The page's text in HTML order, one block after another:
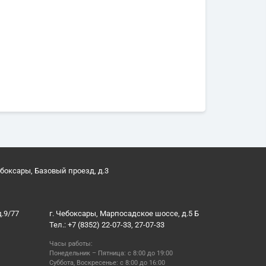
Базовый проезд, д.3
77
г. Чебоксары, Марпосадское шоссе, д.5 Б
Тел.: +7 (8352) 22-07-33, 27-07-33
Часы работы:
Понедельник – Пятница: с 8:00 до 19:00
Суббота, Воскресенье: с 8:00 до 16:00